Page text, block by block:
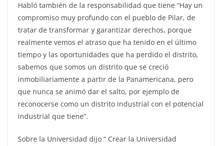
Habló también de la responsabilidad que tiene “Hay un
compromiso muy profundo con el pueblo de Pilar, de
tratar de transformar y garantizar derechos, porque
realmente vemos el atraso que ha tenido en el último
tiempo y las oportunidades que ha perdido el distrito,
sabemos que somos un distrito que se creció
inmobiliariamente a partir de la Panamericana, pero
que nunca se animó dar el salto, por ejemplo de
reconocerse como un distrito industrial con el potencial
industrial que tiene”.
Sobre la Universidad dijo “ Crear la Universidad